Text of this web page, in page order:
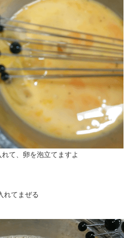
て、卵を泡立てますよ
れてまぜる